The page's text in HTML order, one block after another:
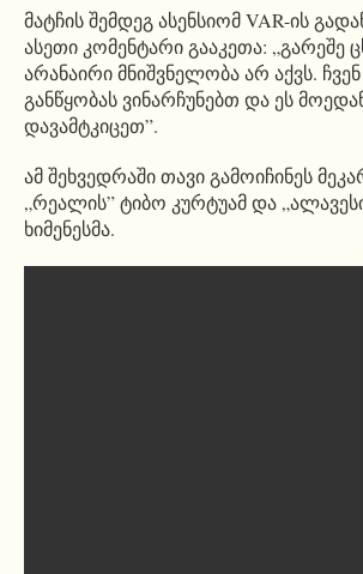
მატჩის შემდეგ ასენსიომ VAR-ის
ასეთი კომენტარი გააკეთა: „გარეშე
არანაირი მნიშვნელობა არ აქვს.
განწყობას ვინარჩუნებთ და ეს
დავამტკიცეთ”.
ამ შეხვედრაში თავი გამოიჩინეს
„რეალის” ტიბო კურტუამ და
ხიმენესმა.